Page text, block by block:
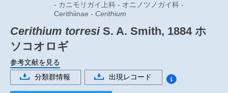
- カニモリガイ上科 - オニノツノガイ科 -
Cerithiinae - Cerithium
Cerithium torresiS. A. Smith, 1884 ホ
ソコオロギ
参考文献を見る
分類群情報
出現レコード